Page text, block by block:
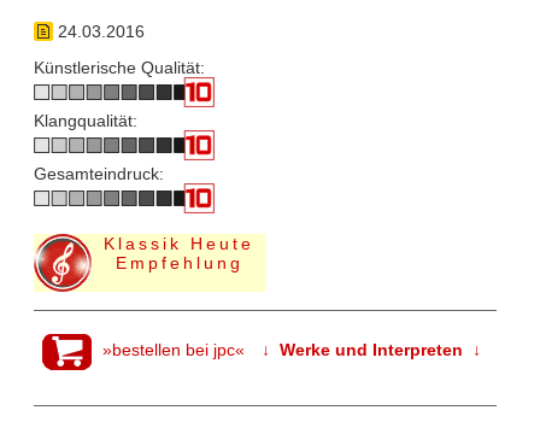
24.03.2016
Künstlerische Qualität:
Klangqualität:
Gesamteindruck:
Klassik Heute
Empfehlung
»bestellen bei jpc« ↓ Werke und Interpreten ↓